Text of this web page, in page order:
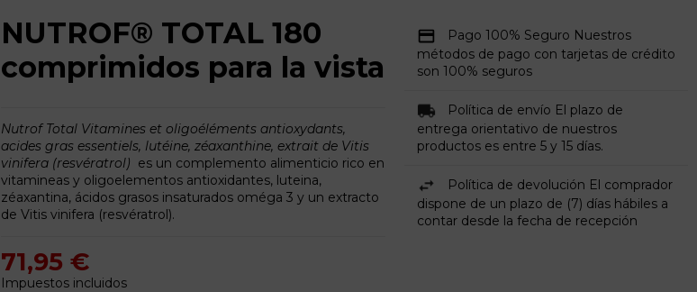
NUTROF® TOTAL 180
comprimidos para la vista
Nutrof Total Vitamines et oligoéléments antioxydants,
acides gras essentiels, lutéine, zéaxanthine, extrait de Vitis
vinifera (resvératrol) es un complemento alimenticio rico en
vitamineas y oligoelementos antioxidantes, luteina,
zéaxantina, ácidos grasos insaturados oméga 3 y un extracto
de Vitis vinifera (resvératrol).
71,95 €
Impuestos incluidos
Pago 100% Seguro Nuestros
métodos de pago con tarjetas de crédito
son 100% seguros
Política de envío El plazo de
entrega orientativo de nuestros
productos es entre 5 y 15 días.
Política de devolución El comprador
dispone de un plazo de (7) días hábiles a
contar desde la fecha de recepción